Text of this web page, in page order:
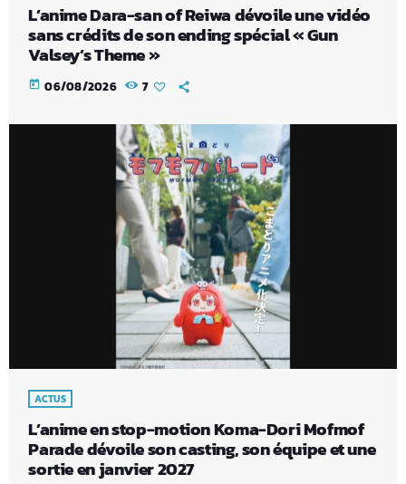
L’anime Dara-san of Reiwa dévoile une vidéo
sans crédits de son ending spécial « Gun
Valsey’s Theme »
today 06/08/2026 7
ACTUS
L’anime en stop-motion Koma-Dori Mofmof
Parade dévoile son casting, son équipe et une
sortie en janvier 2027